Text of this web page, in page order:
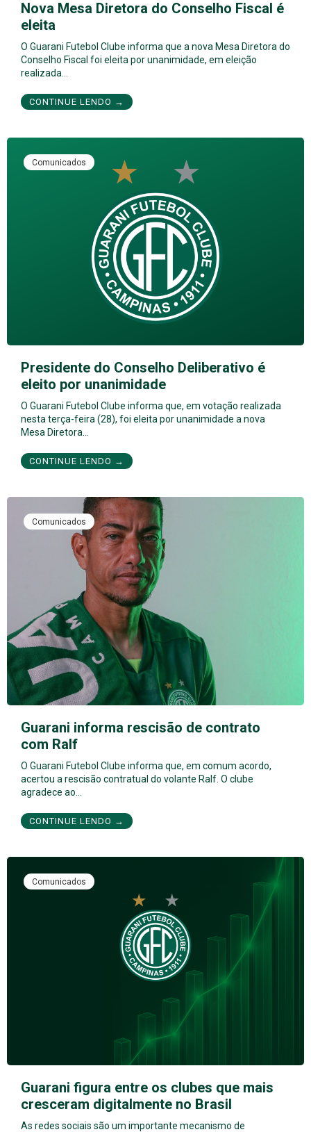
Nova Mesa Diretora do Conselho Fiscal é
eleita
O Guarani Futebol Clube informa que a nova Mesa Diretora do
Conselho Fiscal foi eleita por unanimidade, em eleição
realizada…
CONTINUE LENDO →
Comunicados
Presidente do Conselho Deliberativo é
eleito por unanimidade
O Guarani Futebol Clube informa que, em votação realizada
nesta terça-feira (28), foi eleita por unanimidade a nova
Mesa Diretora…
CONTINUE LENDO →
Comunicados
Guarani informa rescisão de contrato
com Ralf
O Guarani Futebol Clube informa que, em comum acordo,
acertou a rescisão contratual do volante Ralf. O clube
agradece ao…
CONTINUE LENDO →
Comunicados
Guarani figura entre os clubes que mais
cresceram digitalmente no Brasil
As redes sociais são um importante mecanismo de